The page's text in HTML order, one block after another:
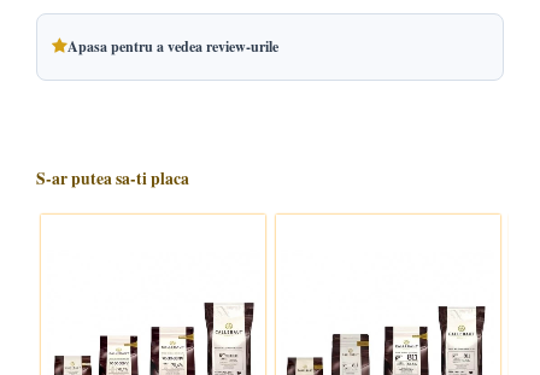
Apasa pentru a vedea review-urile
S-ar putea sa-ti placa